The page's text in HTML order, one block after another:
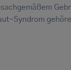
Syndrom